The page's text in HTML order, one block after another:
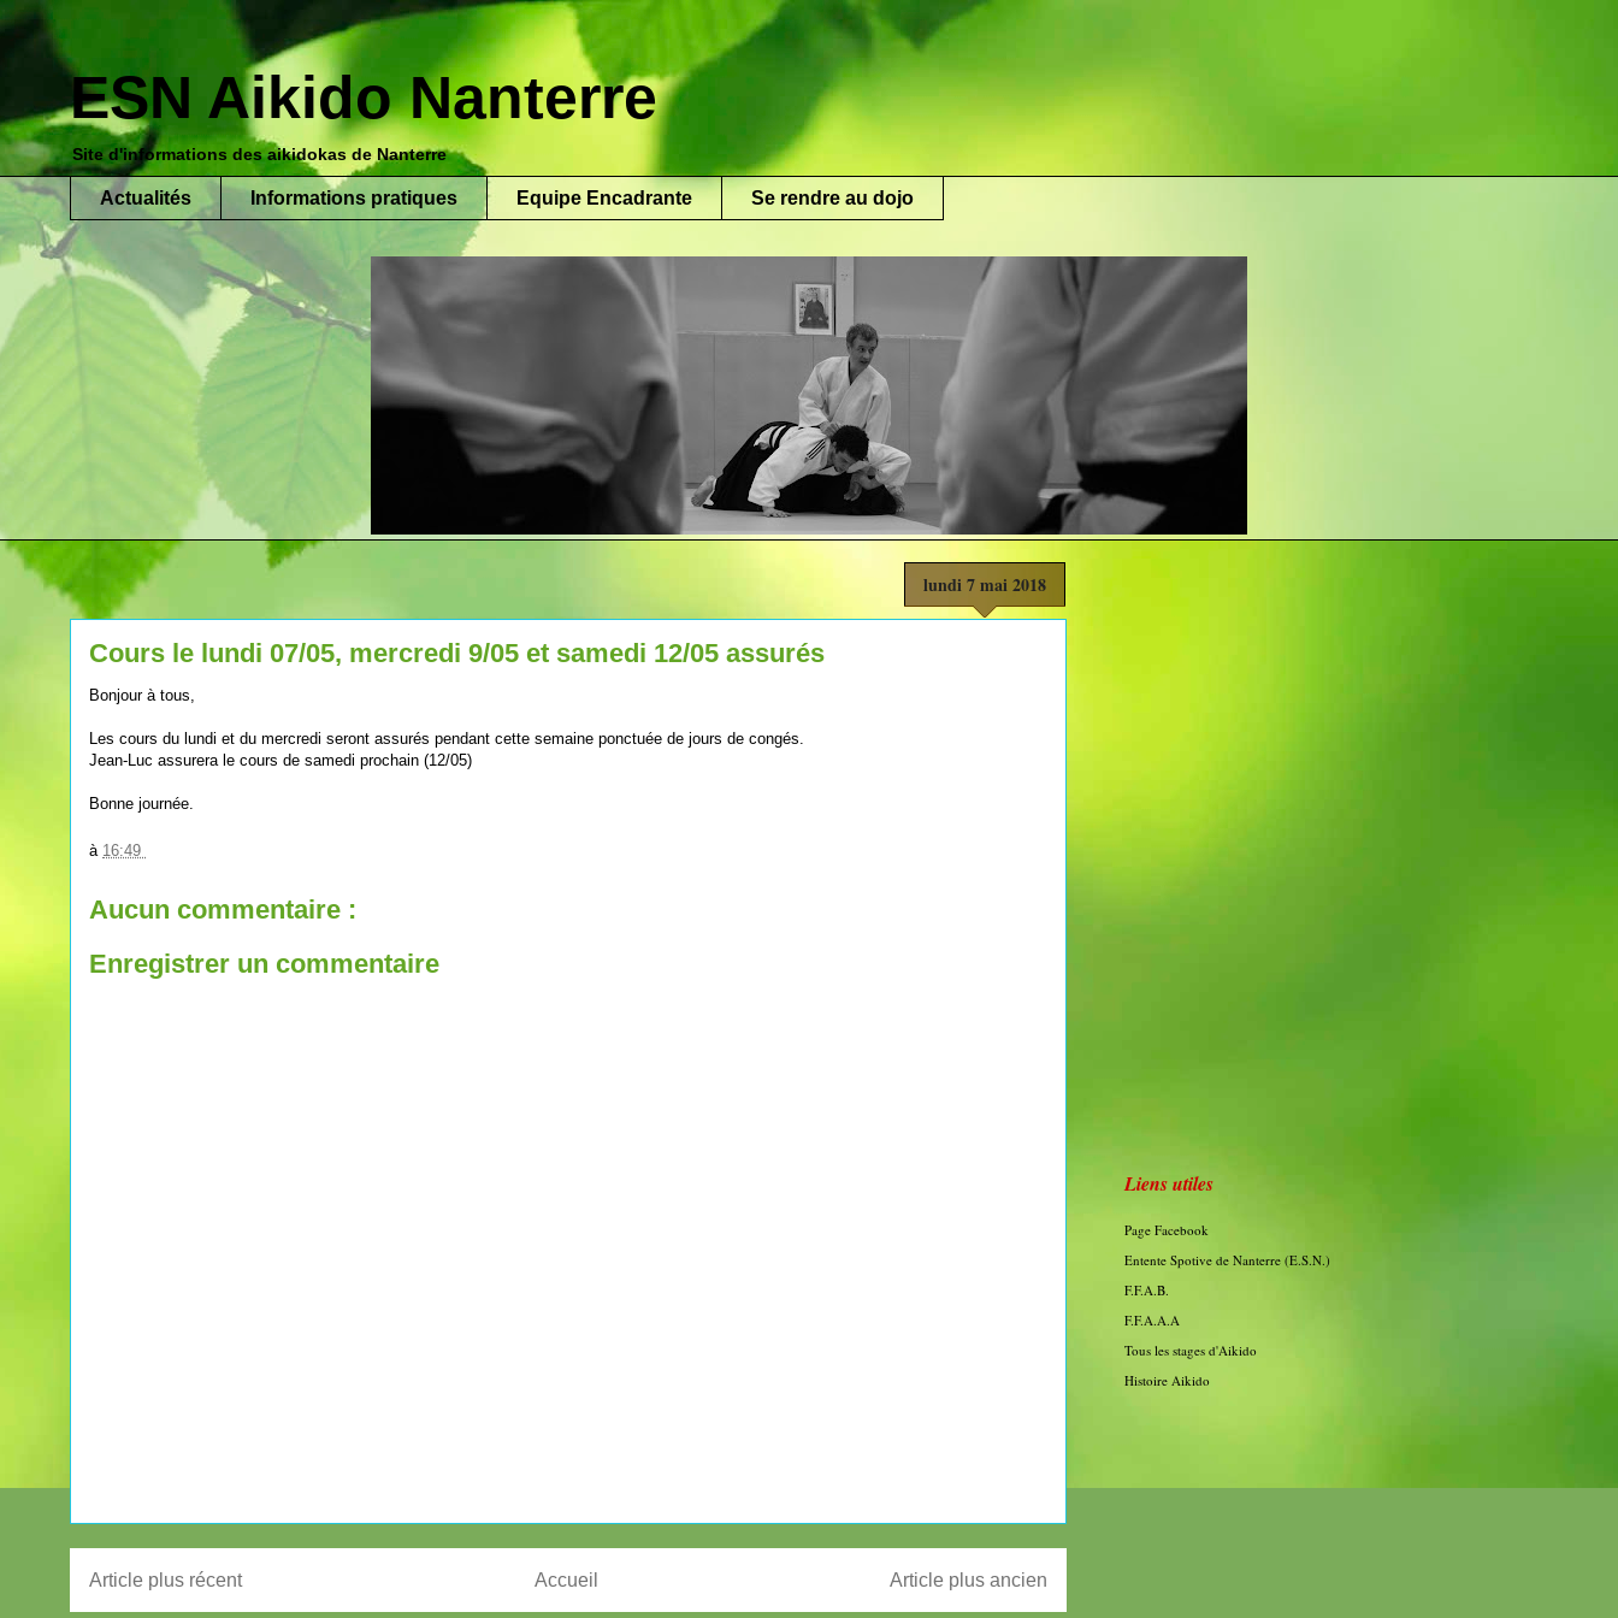
ESN Aikido Nanterre
Site d'informations des aikidokas de Nanterre
Actualités Informations pratiques Equipe Encadrante Se rendre au dojo
lundi 7 mai 2018
Cours le lundi 07/05, mercredi 9/05 et samedi 12/05 assurés
Bonjour à tous,
Les cours du lundi et du mercredi seront assurés pendant cette semaine ponctuée de jours de congés.
Jean-Luc assurera le cours de samedi prochain (12/05)
Bonne journée.
à 16:49
Aucun commentaire :
Enregistrer un commentaire
Article plus récent Article plus ancien
Accueil
Liens utiles
Page Facebook
Entente Spotive de Nanterre (E.S.N.)
F.F.A.B.
F.F.A.A.A
Tous les stages d'Aikido
Histoire Aikido